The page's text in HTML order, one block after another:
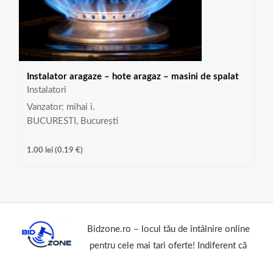
Instalator aragaze – hote aragaz – masini de spalat
Instalatori
Vanzator: mihai i.
BUCURESTI, București
1.00 lei(0.19 €)
Bidzone.ro – locul tău de întâlnire online
pentru cele mai tari oferte! Indiferent că